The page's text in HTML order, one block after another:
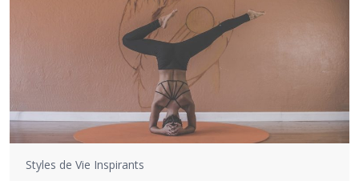
Styles de Vie Inspirants